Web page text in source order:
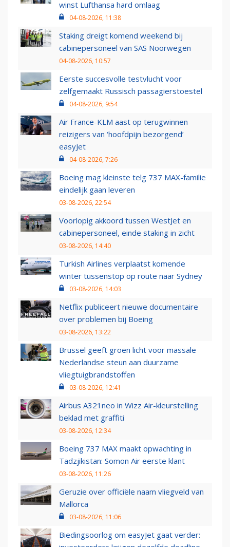
winst Lufthansa hard omlaag
04-08-2026, 11:38
Staking dreigt komend weekend bij
cabinepersoneel van SAS Noorwegen
04-08-2026, 10:57
Eerste succesvolle testvlucht voor
zelfgemaakt Russisch passagierstoestel
04-08-2026, 9:54
Air France-KLM aast op terugwinnen
reizigers van ‘hoofdpijn bezorgend’
easyJet
04-08-2026, 7:26
Boeing mag kleinste telg 737 MAX-familie
eindelijk gaan leveren
03-08-2026, 22:54
Voorlopig akkoord tussen WestJet en
cabinepersoneel, einde staking in zicht
03-08-2026, 14:40
Turkish Airlines verplaatst komende
winter tussenstop op route naar Sydney
03-08-2026, 14:03
Netflix publiceert nieuwe documentaire
over problemen bij Boeing
03-08-2026, 13:22
Brussel geeft groen licht voor massale
Nederlandse steun aan duurzame
vliegtuigbrandstoffen
03-08-2026, 12:41
Airbus A321neo in Wizz Air-kleurstelling
beklad met graffiti
03-08-2026, 12:34
Boeing 737 MAX maakt opwachting in
Tadzjikistan: Somon Air eerste klant
03-08-2026, 11:26
Geruzie over officiële naam vliegveld van
Mallorca
03-08-2026, 11:06
Biedingsoorlog om easyJet gaat verder: